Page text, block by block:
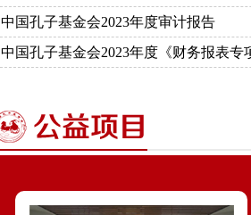
中国孔子基金会2023年度审计报告
中国孔子基金会2023年度《财务报表专